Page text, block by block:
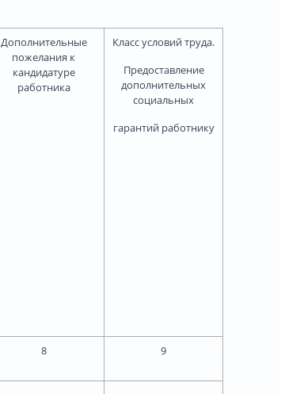
Дополнительные
пожелания к
кандидатуре
работника
Класс условий труда.
Предоставление
дополнительных
социальных
гарантий работнику
8 9